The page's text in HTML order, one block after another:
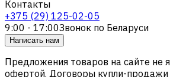
Контакты
+375 (29) 125-02-05
9:00 - 17:00Звонок по Беларуси
Написать нам
Предложения товаров на сайте не
офертой. Договоры купли-продажи